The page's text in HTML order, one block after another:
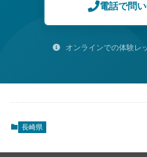
電話で問
オンラインでの体験レ
長崎県